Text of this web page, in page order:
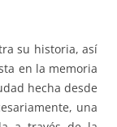
su historia, así
en la memoria
hecha desde
una